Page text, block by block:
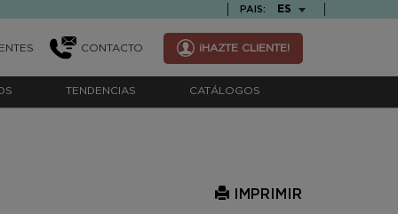
PAIS: TEXT.LANGUAGE
ES
CONTACTO ¡HAZTE CLIENTE!
TENDENCIAS CATÁLOGOS
IMPRIMIR